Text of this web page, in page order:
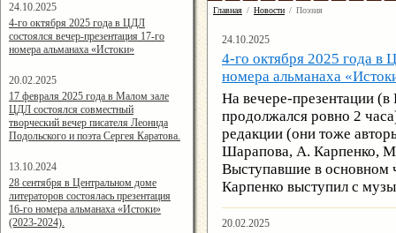
24.10.2025
16:19:07
4-го октября 2025 года в ЦДЛ
состоялся вечер-презентация 17-го
номера альманаха «Истоки»
20.02.2025
14:24:00
17 февраля 2025 года в Малом зале
ЦДЛ состоялся совместный
творческий вечер писателя Леонида
Подольского и поэта Сергея Каратова.
13.10.2024
14:08:11
28 сентября в Центральном доме
литераторов состоялась презентация
16-го номера альманаха «Истоки»
(2023-2024).
Главная / Новости / Поэзия
24.10.2025
4-го октября 2025 года в
номера альманаха
На вечере-презентации
продолжался ровно 2
редакции (они тоже
Шарапова, А. Карпенко,
Выступавшие в основном
Карпенко выступил с
20.02.2025